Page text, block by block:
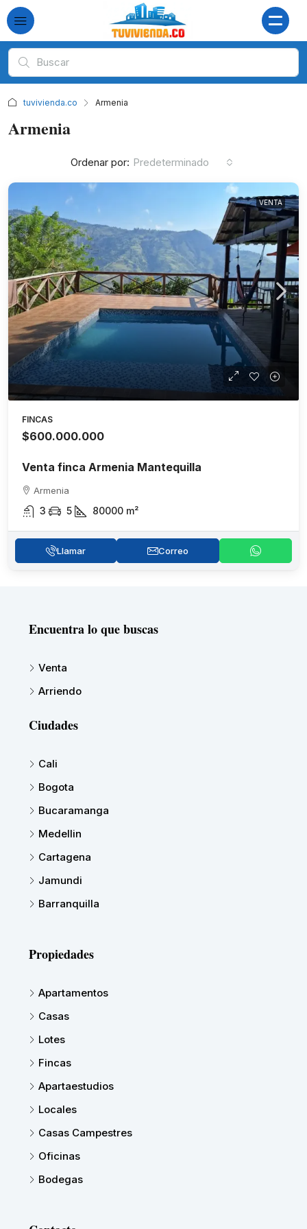
tuvivienda.co Armenia
Armenia
Ordenar por: Predeterminado
VENTA
FINCAS
$600.000.000
Venta finca Armenia Mantequilla
Armenia
3 5 80000 m²
Llamar Correo
Encuentra lo que buscas
Venta
Arriendo
Ciudades
Cali
Bogota
Bucaramanga
Medellin
Cartagena
Jamundi
Barranquilla
Propiedades
Apartamentos
Casas
Lotes
Fincas
Apartaestudios
Locales
Casas Campestres
Oficinas
Bodegas